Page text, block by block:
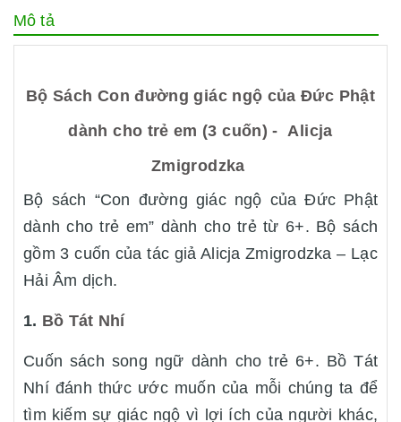
Mô tả
Bộ Sách Con đường giác ngộ của Đức Phật
dành cho trẻ em (3 cuốn) - Alicja
Zmigrodzka
Bộ sách “Con đường giác ngộ của Đức Phật
dành cho trẻ em” dành cho trẻ từ 6+. Bộ sách
gồm 3 cuốn của tác giả Alicja Zmigrodzka – Lạc
Hải Âm dịch.
1. Bồ Tát Nhí
Cuốn sách song ngữ dành cho trẻ 6+. Bồ Tát
Nhí đánh thức ước muốn của mỗi chúng ta để
tìm kiếm sự giác ngộ vì lợi ích của người khác,